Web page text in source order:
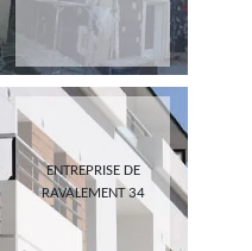
ENTREPRISE DE
RAVALEMENT 34